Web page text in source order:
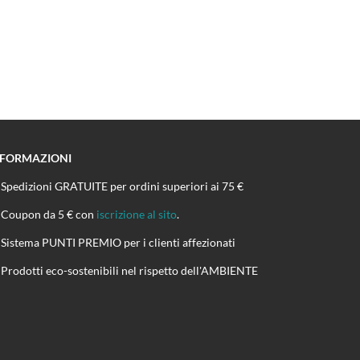
Spedizioni GRATUITE per ordini superiori ai 75 €
Coupon da 5 € con iscrizione al sito.
Sistema PUNTI PREMIO per i clienti affezionati
Prodotti eco-sostenibili nel rispetto dell'AMBIENTE